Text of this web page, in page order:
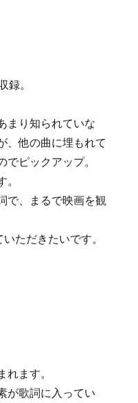
録。
まり知られていな
、他の曲に埋もれて
ピックアップ。
で、まるで映画を観
ただきたいです。
ます。
が歌詞に入ってい